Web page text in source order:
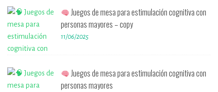
Juegos de mesa para estimulación cognitiva con
personas mayores – copy
11/06/2025
Juegos de mesa para estimulación cognitiva con
personas mayores